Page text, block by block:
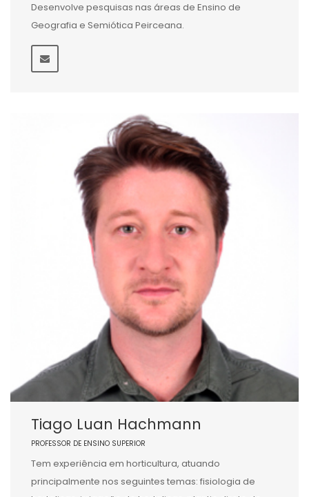
Desenvolve pesquisas nas áreas de Ensino de
Geografia e Semiótica Peirceana.
Tiago Luan Hachmann
PROFESSOR DE ENSINO SUPERIOR
Tem experiência em horticultura, atuando
principalmente nos seguintes temas: fisiologia de